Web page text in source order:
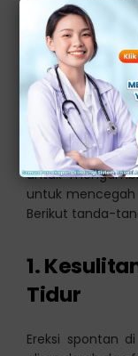
efek samping
Tanda
yang
Mengenali
untuk
untuk
Berikut tanda-
1.
Tidur
Ereksi spontan